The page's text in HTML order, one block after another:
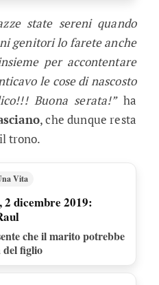
state sereni quando
genitori lo farete anche
per accontentare
le cose di nascosto
Buona serata!”ha
, che dunque resta
trono.
Vita
dicembre 2019:
che il marito potrebbe
del figlio